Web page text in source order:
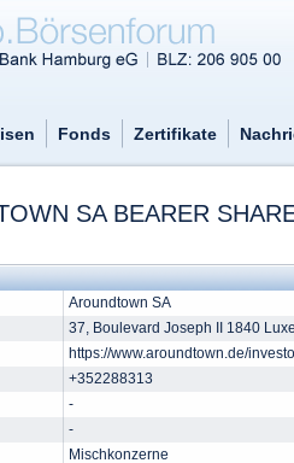
Fonds Zertifikate
SA BEARER
Aroundtown SA
37, Boulevard Joseph II 1840
https://www.aroundtown.de/
+352288313
-
-
Mischkonzerne